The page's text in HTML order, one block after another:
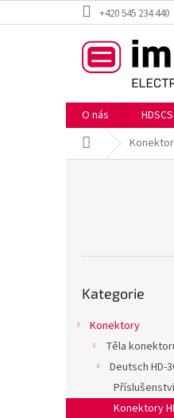
na
+420 545 234 440
O nás HDSCS
Domů
l
kategorie
Kategorie
Konektory
Těla
Deutsch HD-
Příslušenství
Konektory